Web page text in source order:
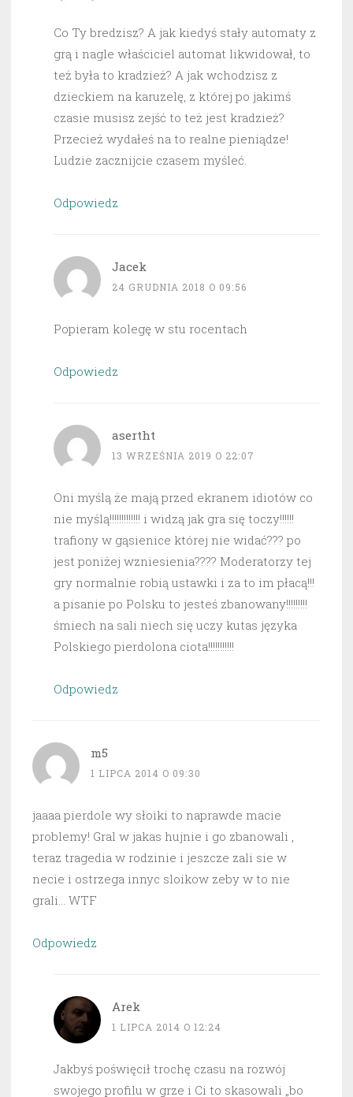
Co Ty bredzisz? A jak kiedyś stały automaty z
grą i nagle właściciel automat likwidował, to
też była to kradzież? A jak wchodzisz z
dzieckiem na karuzelę, z której po jakimś
czasie musisz zejść to też jest kradzież?
Przecież wydałeś na to realne pieniądze!
Ludzie zacznijcie czasem myśleć.
Odpowiedz
Jacek
24 GRUDNIA 2018 O 09:56
Popieram kolegę w stu rocentach
Odpowiedz
asertht
13 WRZEŚNIA 2019 O 22:07
Oni myślą że mają przed ekranem idiotów co
nie myślą!!!!!!!!!!!!! i widzą jak gra się toczy!!!!!!
trafiony w gąsienice której nie widać??? po
jest poniżej wzniesienia???? Moderatorzy tej
gry normalnie robią ustawki i za to im płacą!!!
a pisanie po Polsku to jesteś zbanowany!!!!!!!!!
śmiech na sali niech się uczy kutas języka
Polskiego pierdolona ciota!!!!!!!!!!!
Odpowiedz
m5
1 LIPCA 2014 O 09:30
jaaaa pierdole wy słoiki to naprawde macie
problemy! Gral w jakas hujnie i go zbanowali ,
teraz tragedia w rodzinie i jeszcze zali sie w
necie i ostrzega innyc sloikow zeby w to nie
grali… WTF
Odpowiedz
Arek
1 LIPCA 2014 O 12:24
Jakbyś poświęcił trochę czasu na rozwój
swojego profilu w grze i Ci to skasowali „bo